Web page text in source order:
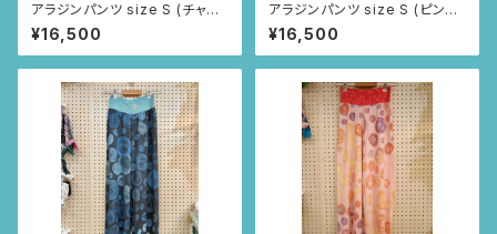
アラジンパンツ size S (チャコ
ールグレー/インドの小花柄)
¥16,500
アラジンパンツ size S (ピンク/
毛糸柄)
¥16,500